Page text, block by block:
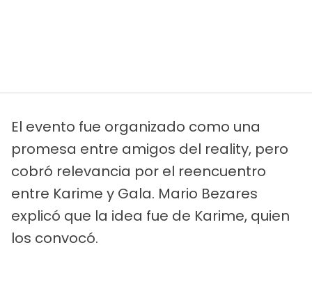
El evento fue organizado como una
promesa entre amigos del reality, pero
cobró relevancia por el reencuentro
entre Karime y Gala. Mario Bezares
explicó que la idea fue de Karime, quien
los convocó.